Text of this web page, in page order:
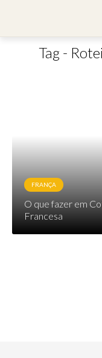
Tag -
FRANÇA
O que fazer em
Francesa